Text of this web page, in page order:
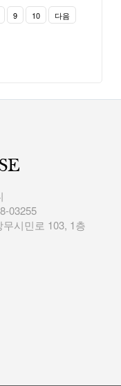
9 10
다음
03255
시민로 103, 1층